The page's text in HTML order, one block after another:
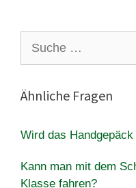
nach:
Ähnliche Fragen
Wird das
Kann man mit dem
Klasse fahren?